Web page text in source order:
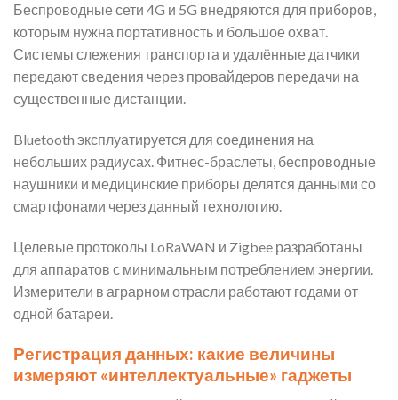
Беспроводные сети 4G и 5G внедряются для приборов,
которым нужна портативность и большое охват.
Системы слежения транспорта и удалённые датчики
передают сведения через провайдеров передачи на
существенные дистанции.
Bluetooth эксплуатируется для соединения на
небольших радиусах. Фитнес-браслеты, беспроводные
наушники и медицинские приборы делятся данными со
смартфонами через данный технологию.
Целевые протоколы LoRaWAN и Zigbee разработаны
для аппаратов с минимальным потреблением энергии.
Измерители в аграрном отрасли работают годами от
одной батареи.
Регистрация данных: какие величины
измеряют «интеллектуальные» гаджеты